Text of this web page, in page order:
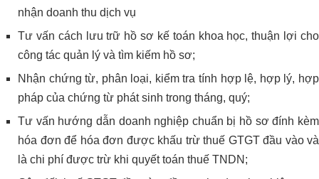
nhận doanh thu dịch vụ
Tư vấn cách lưu trữ hồ sơ kế toán khoa học, thuận lợi cho
công tác quản lý và tìm kiếm hồ sơ;
Nhận chứng từ, phân loại, kiểm tra tính hợp lệ, hợp lý, hợp
pháp của chứng từ phát sinh trong tháng, quý;
Tư vấn hướng dẫn doanh nghiệp chuẩn bị hồ sơ đính kèm
hóa đơn để hóa đơn được khấu trừ thuế GTGT đầu vào và
là chi phí được trừ khi quyết toán thuế TNDN;